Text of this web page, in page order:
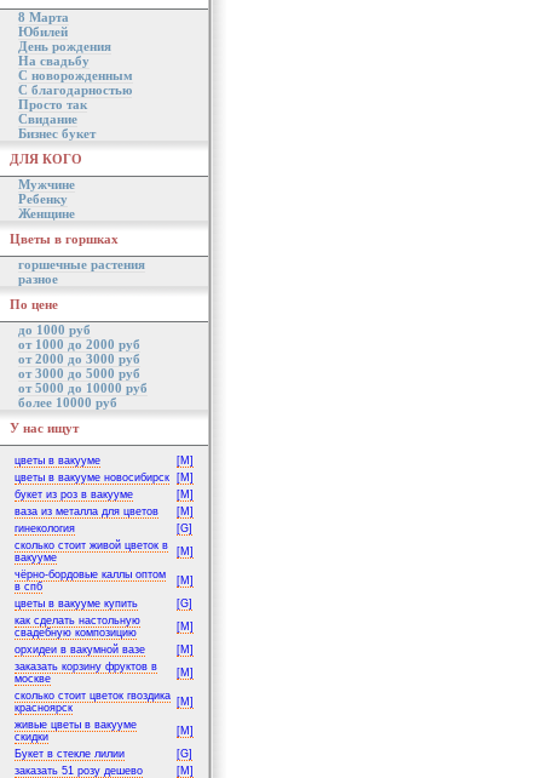
8 Марта
Юбилей
День рождения
На свадьбу
С новорожденным
С благодарностью
Просто так
Свидание
Бизнес букет
ДЛЯ КОГО
Мужчине
Ребенку
Женщине
Цветы в горшках
горшечные растения
разное
По цене
до 1000 руб
от 1000 до 2000 руб
от 2000 до 3000 руб
от 3000 до 5000 руб
от 5000 до 10000 руб
более 10000 руб
У нас ищут
цветы в вакууме
[M]
цветы в вакууме новосибирск
[M]
букет из роз в вакууме
[M]
ваза из металла для цветов
[M]
гинекология
[G]
сколько стоит живой цветок в
вакууме
[M]
чёрно-бордовые каллы оптом
в спб
[M]
цветы в вакууме купить
[G]
как сделать настольную
свадебную композицию
[M]
орхидеи в вакумной вазе
[M]
заказать корзину фруктов в
москве
[M]
сколько стоит цветок гвоздика
красноярск
[M]
живые цветы в вакууме
скидки
[M]
Букет в стекле лилии
[G]
заказать 51 розу дешево
[M]